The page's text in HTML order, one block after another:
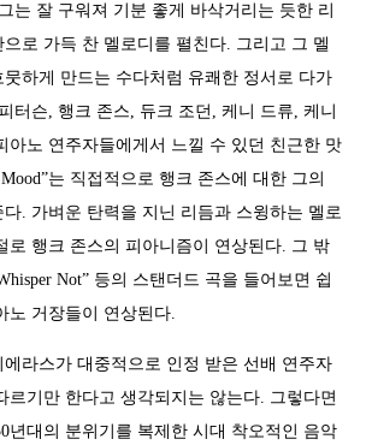
는 잘 구워져 기분 좋게 바삭거리는 듯한 리
로 가득 찬 멜로디를 펼친다. 그리고 그 멜
뭇하게 만드는 수다처럼 유쾌한 정서로 다가
터슨, 행크 존스, 듀크 조던, 케니 드류, 케니
아노 연주자들에게서 느낄 수 있던 친근한 맛
Mood”는 직접적으로 행크 존스에 대한 그의
. 가벼운 탄력을 지닌 리듬과 스윙하는 멜로
로 행크 존스의 피아니즘이 연상된다. 그 밖
Not” 등의 스탠더드 곡을 들어보면 쉽
노 거장들이 연상된다.
에라스가 대중적으로 인정 받은 선배 연주자
르기만 한다고 생각되지는 않는다. 그렇다면
년대의 분위기를 복제한 시대 착오적인 음악